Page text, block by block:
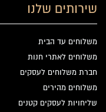
שירותים שלנו
משלוחים עד הבית
משלוחים לאתרי חנות
חברת משלוחים לעסקים
משלוחים מהירים
שליחויות לעסקים קטנים